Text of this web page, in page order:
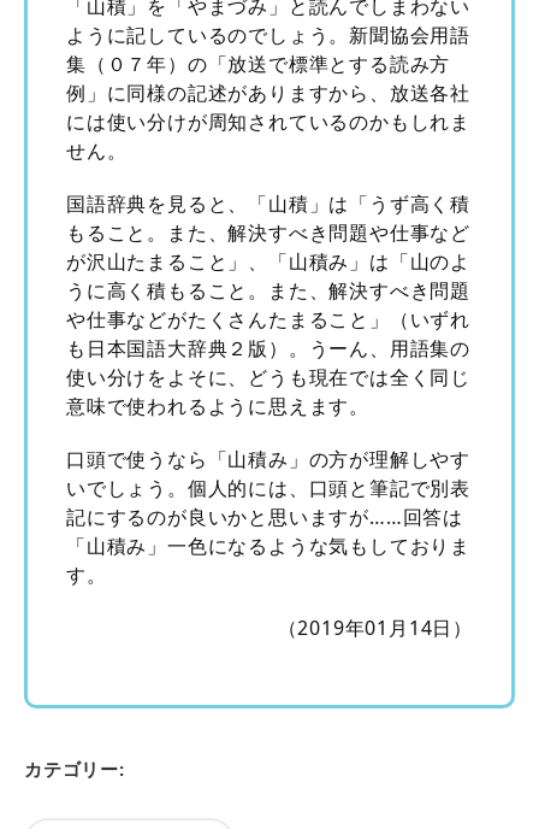
「山積」を「やまづみ」と読んでしまわない
ように記しているのでしょう。新聞協会用語
集（０７年）の「放送で標準とする読み方
例」に同様の記述がありますから、放送各社
には使い分けが周知されているのかもしれま
せん。
国語辞典を見ると、「山積」は「うず高く積
もること。また、解決すべき問題や仕事など
が沢山たまること」、「山積み」は「山のよ
うに高く積もること。また、解決すべき問題
や仕事などがたくさんたまること」（いずれ
も日本国語大辞典２版）。うーん、用語集の
使い分けをよそに、どうも現在では全く同じ
意味で使われるように思えます。
口頭で使うなら「山積み」の方が理解しやす
いでしょう。個人的には、口頭と筆記で別表
記にするのが良いかと思いますが……回答は
「山積み」一色になるような気もしておりま
す。
（2019年01月14日）
カテゴリー: